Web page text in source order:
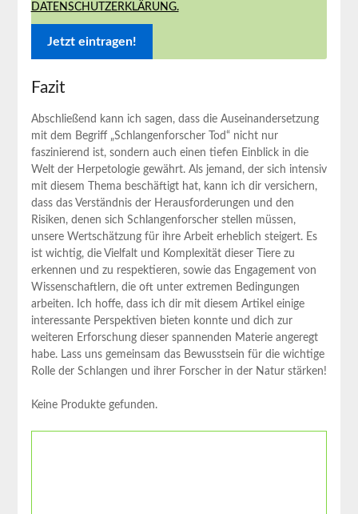
DATENSCHUTZERKLÄRUNG.
Fazit
Abschließend kann ich sagen, dass die Auseinandersetzung
mit ⁢dem Begriff „Schlangenforscher Tod“ ⁣nicht nur
faszinierend ist, sondern​ auch einen⁤ tiefen Einblick‍ in die
Welt ⁣der Herpetologie gewährt. Als jemand, der sich ‍intensiv
mit diesem Thema beschäftigt hat, kann ich ‍dir versichern,
dass‌ das Verständnis der Herausforderungen und den
Risiken, denen sich Schlangenforscher stellen müssen,
unsere Wertschätzung für ihre Arbeit erheblich‍ steigert. Es
⁢ist wichtig, die Vielfalt und Komplexität dieser Tiere zu
erkennen und zu ​respektieren, sowie das Engagement von
Wissenschaftlern, die oft unter extremen Bedingungen
arbeiten. Ich hoffe, dass⁣ ich ⁣dir mit diesem ‍Artikel einige⁣
interessante⁣ Perspektiven bieten konnte und dich zur
weiteren Erforschung dieser spannenden Materie angeregt
habe. ‌Lass uns gemeinsam das Bewusstsein ‍für die wichtige
Rolle ⁤der Schlangen und ihrer Forscher in der Natur stärken!
Keine Produkte gefunden.